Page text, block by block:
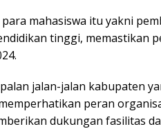
mahasiswa itu yakni
tinggi, memastikan
jalan-jalan kabupaten
peran
dukungan fasilitas